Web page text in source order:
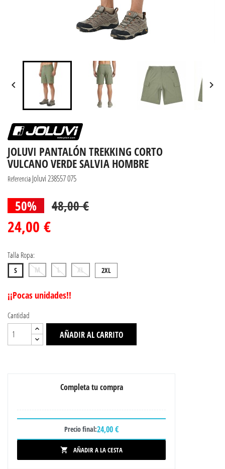
 
JOLUVI PANTALÓN TREKKING CORTO
VULCANO VERDE SALVIA HOMBRE
Referencia Joluvi 238557 075
50% 48,00 €
24,00 €
Talla Ropa:
S M L XL 2XL
¡¡Pocas unidades!!
Cantidad
AÑADIR AL CARRITO
Completa tu compra
Precio final:24,00 €
 AÑADIR A LA CESTA